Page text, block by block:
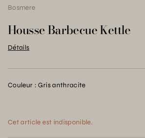
Bosmere
Housse Barbecue Kettle
Détails
Couleur : Gris anthracite
Cet article est indisponible.